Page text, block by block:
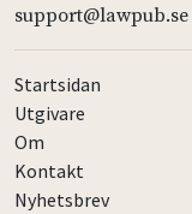
support@lawpub.se
Startsidan
Utgivare
Om
Kontakt
Nyhetsbrev